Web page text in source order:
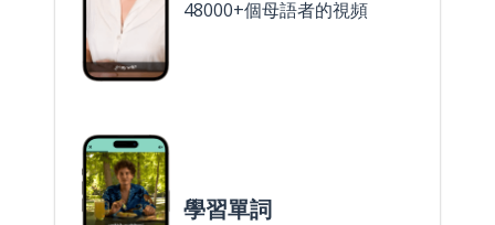
48000+個母語者的視頻
學習單詞